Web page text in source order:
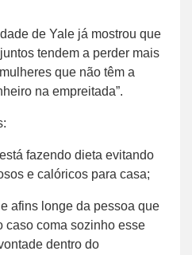
de Yale já mostrou que
tendem a perder mais
que não têm a
na empreitada”.
fazendo dieta evitando
e calóricos para casa;
afins longe da pessoa que
caso coma sozinho esse
dentro do